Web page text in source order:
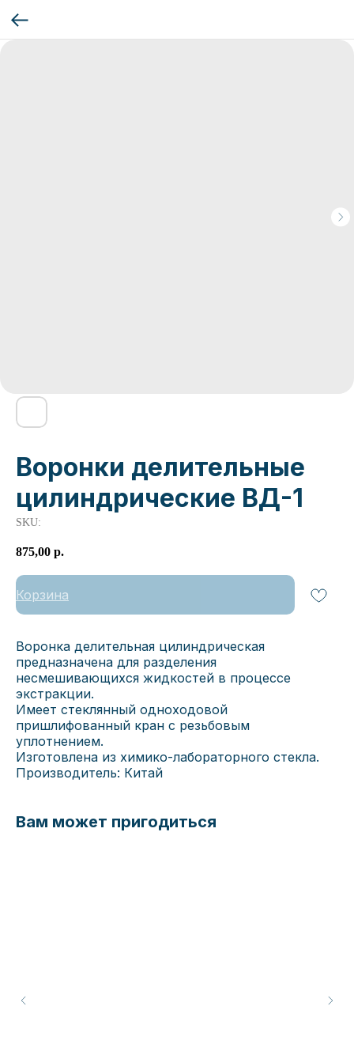
Воронки делительные
цилиндрические ВД-1
SKU:
875,00 р.
Корзина
Воронка делительная цилиндрическая
предназначена для разделения
несмешивающихся жидкостей в процессе
экстракции.
Имеет стеклянный одноходовой
пришлифованный кран с резьбовым
уплотнением.
Изготовлена из химико-лабораторного стекла.
Производитель: Китай
Вам может пригодиться